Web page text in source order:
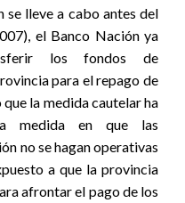
se lleve a cabo antes del
el Banco Nación ya
los fondos de
para el repago de
la medida cautelar ha
medida en que las
no se hagan operativas
a que la provincia
afrontar el pago de los